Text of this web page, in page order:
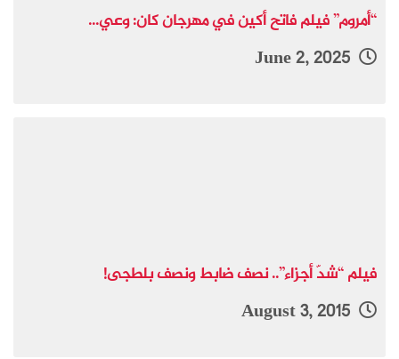
“أمروم” فيلم فاتح أكين في مهرجان كان: وعي...
فيلم “شدّ أجزاء”.. نصف ضابط ونصف بلطجى!